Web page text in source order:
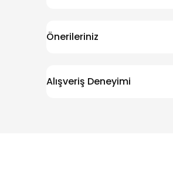
Önerileriniz
Alışveriş Deneyimi